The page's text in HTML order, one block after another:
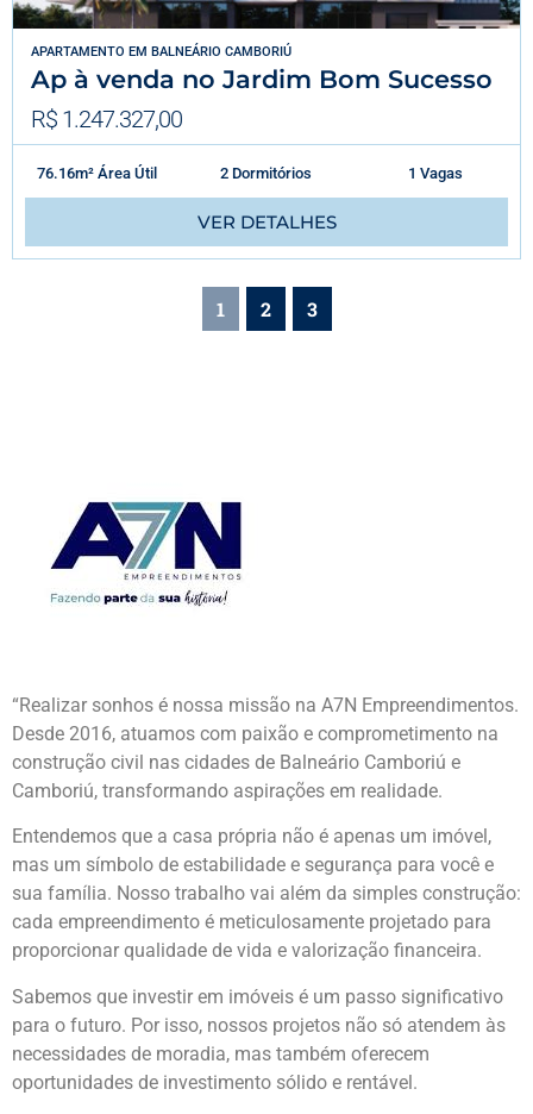
APARTAMENTO EM BALNEÁRIO CAMBORIÚ
Ap à venda no Jardim Bom Sucesso
R$ 1.247.327,00
76.16m² Área Útil 2 Dormitórios 1 Vagas
VER DETALHES
1 2 3
“Realizar sonhos é nossa missão na A7N Empreendimentos.
Desde 2016, atuamos com paixão e comprometimento na
construção civil nas cidades de Balneário Camboriú e
Camboriú, transformando aspirações em realidade.
Entendemos que a casa própria não é apenas um imóvel,
mas um símbolo de estabilidade e segurança para você e
sua família. Nosso trabalho vai além da simples construção:
cada empreendimento é meticulosamente projetado para
proporcionar qualidade de vida e valorização financeira.
Sabemos que investir em imóveis é um passo significativo
para o futuro. Por isso, nossos projetos não só atendem às
necessidades de moradia, mas também oferecem
oportunidades de investimento sólido e rentável.